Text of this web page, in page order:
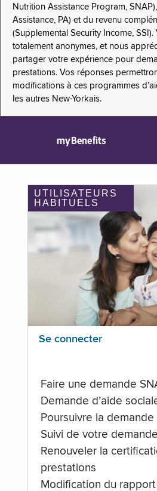
Nutrition Assistance Program,
Assistance, PA) et du revenu
(Supplemental Security Income,
totalement anonymes, et nous
partager votre expérience pour
prestations. Vos réponses
modifications à ces programmes
les autres New-Yorkais.
myBenefits
UTILISATEURS
HABITUELS
Se connecter
Faire une demande
Demande d’aide
Poursuivre la demande
Suivi de votre demande
Renouveler la
prestations
Modification du rapport